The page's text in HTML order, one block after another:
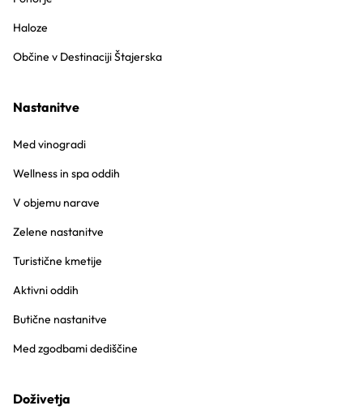
Haloze
Občine v Destinaciji Štajerska
Nastanitve
Med vinogradi
Wellness in spa oddih
V objemu narave
Zelene nastanitve
Turistične kmetije
Aktivni oddih
Butične nastanitve
Med zgodbami dediščine
Doživetja